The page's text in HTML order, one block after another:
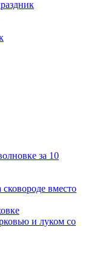
за 10
вместо
и луком со